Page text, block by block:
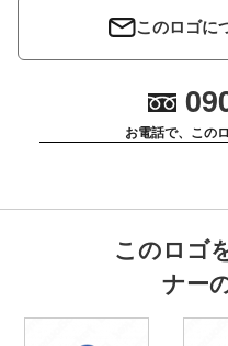
このロゴに
お電話で、この
このロゴ
ナー